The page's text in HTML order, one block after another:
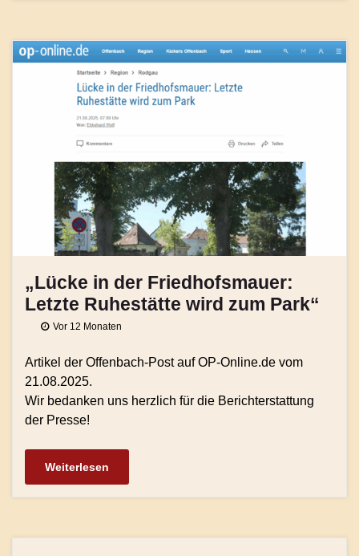
„Lücke in der Friedhofsmauer:
Letzte Ruhestätte wird zum Park“
Vor 12 Monaten
Artikel der Offenbach-Post auf OP-Online.de vom
21.08.2025.
Wir bedanken uns herzlich für die Berichterstattung
der Presse!
Weiterlesen